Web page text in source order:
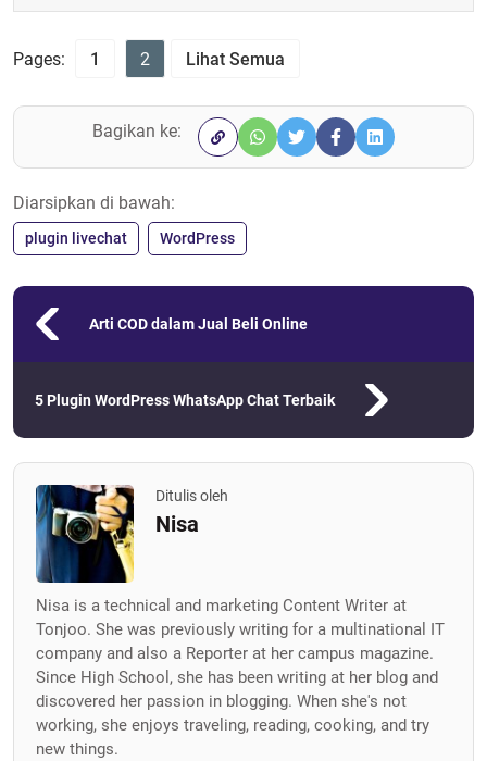
Pages: 1 2 Lihat Semua
Bagikan ke:
Diarsipkan di bawah:
plugin livechat WordPress
Arti COD dalam Jual Beli Online
5 Plugin WordPress WhatsApp Chat Terbaik
Ditulis oleh
Nisa
Nisa is a technical and marketing Content Writer at
Tonjoo. She was previously writing for a multinational IT
company and also a Reporter at her campus magazine.
Since High School, she has been writing at her blog and
discovered her passion in blogging. When she's not
working, she enjoys traveling, reading, cooking, and try
new things.